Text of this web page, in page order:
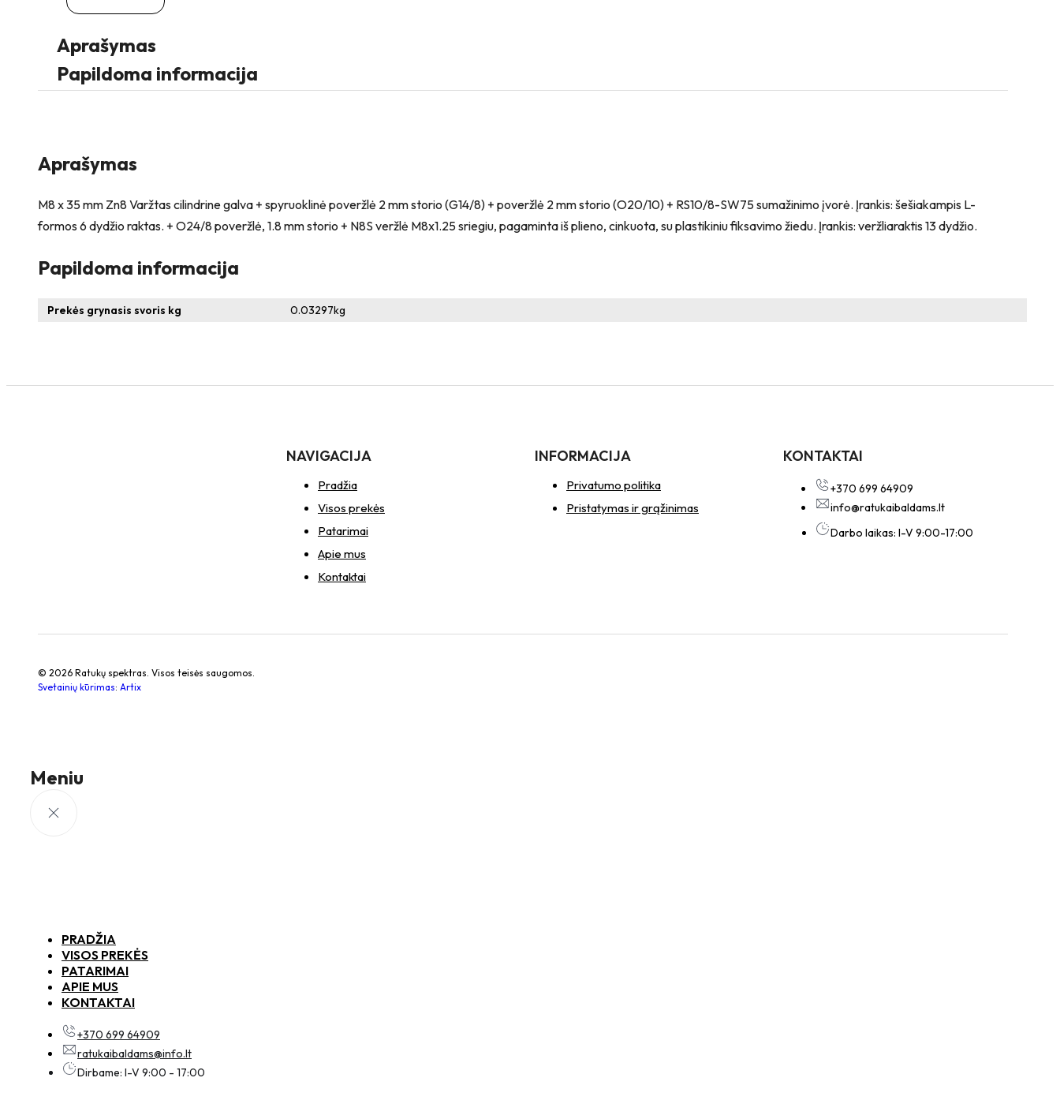
35
Varžtas
cilindrine
galva
+
poveržlė
+
sumažinimo
įvorė
+
poveržlė
Veržlė
Aprašymas
Papildoma informacija
Aprašymas
M8 x 35 mm Zn8 Varžtas cilindrine galva + spyruoklinė poveržlė 2 mm storio (G14/8) + poveržlė 2 mm storio (O20/10) + RS10/8-SW75 sumažinimo įvorė. Įrankis: šešiakampis L-
formos 6 dydžio raktas. + O24/8 poveržlė, 1.8 mm storio + N8S veržlė M8x1.25 sriegiu, pagaminta iš plieno, cinkuota, su plastikiniu fiksavimo žiedu. Įrankis: veržliaraktis 13 dydžio.
Papildoma informacija
Prekės grynasis svoris kg 0.03297kg
NAVIGACIJA
Pradžia
Visos prekės
Patarimai
Apie mus
Kontaktai
INFORMACIJA
Privatumo politika
Pristatymas ir grąžinimas
KONTAKTAI
+370 699 64909
info@ratukaibaldams.lt
Darbo laikas: I-V 9:00-17:00
© 2026 Ratukų spektras. Visos teisės saugomos.
Svetainių kūrimas: Artix
Meniu
PRADŽIA
VISOS PREKĖS
PATARIMAI
APIE MUS
KONTAKTAI
+370 699 64909
ratukaibaldams@info.lt
Dirbame: I-V 9:00 - 17:00